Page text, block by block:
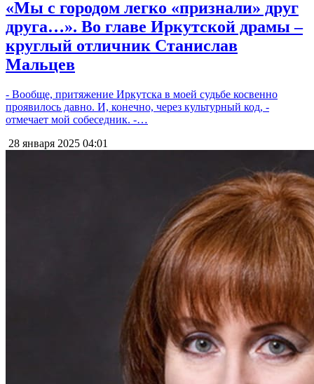
«Мы с городом легко «признали» друг
друга…». Во главе Иркутской драмы –
круглый отличник Станислав
Мальцев
- Вообще, притяжение Иркутска в моей судьбе косвенно
проявилось давно. И, конечно, через культурный код, -
отмечает мой собеседник. -…
28 января 2025 04:01